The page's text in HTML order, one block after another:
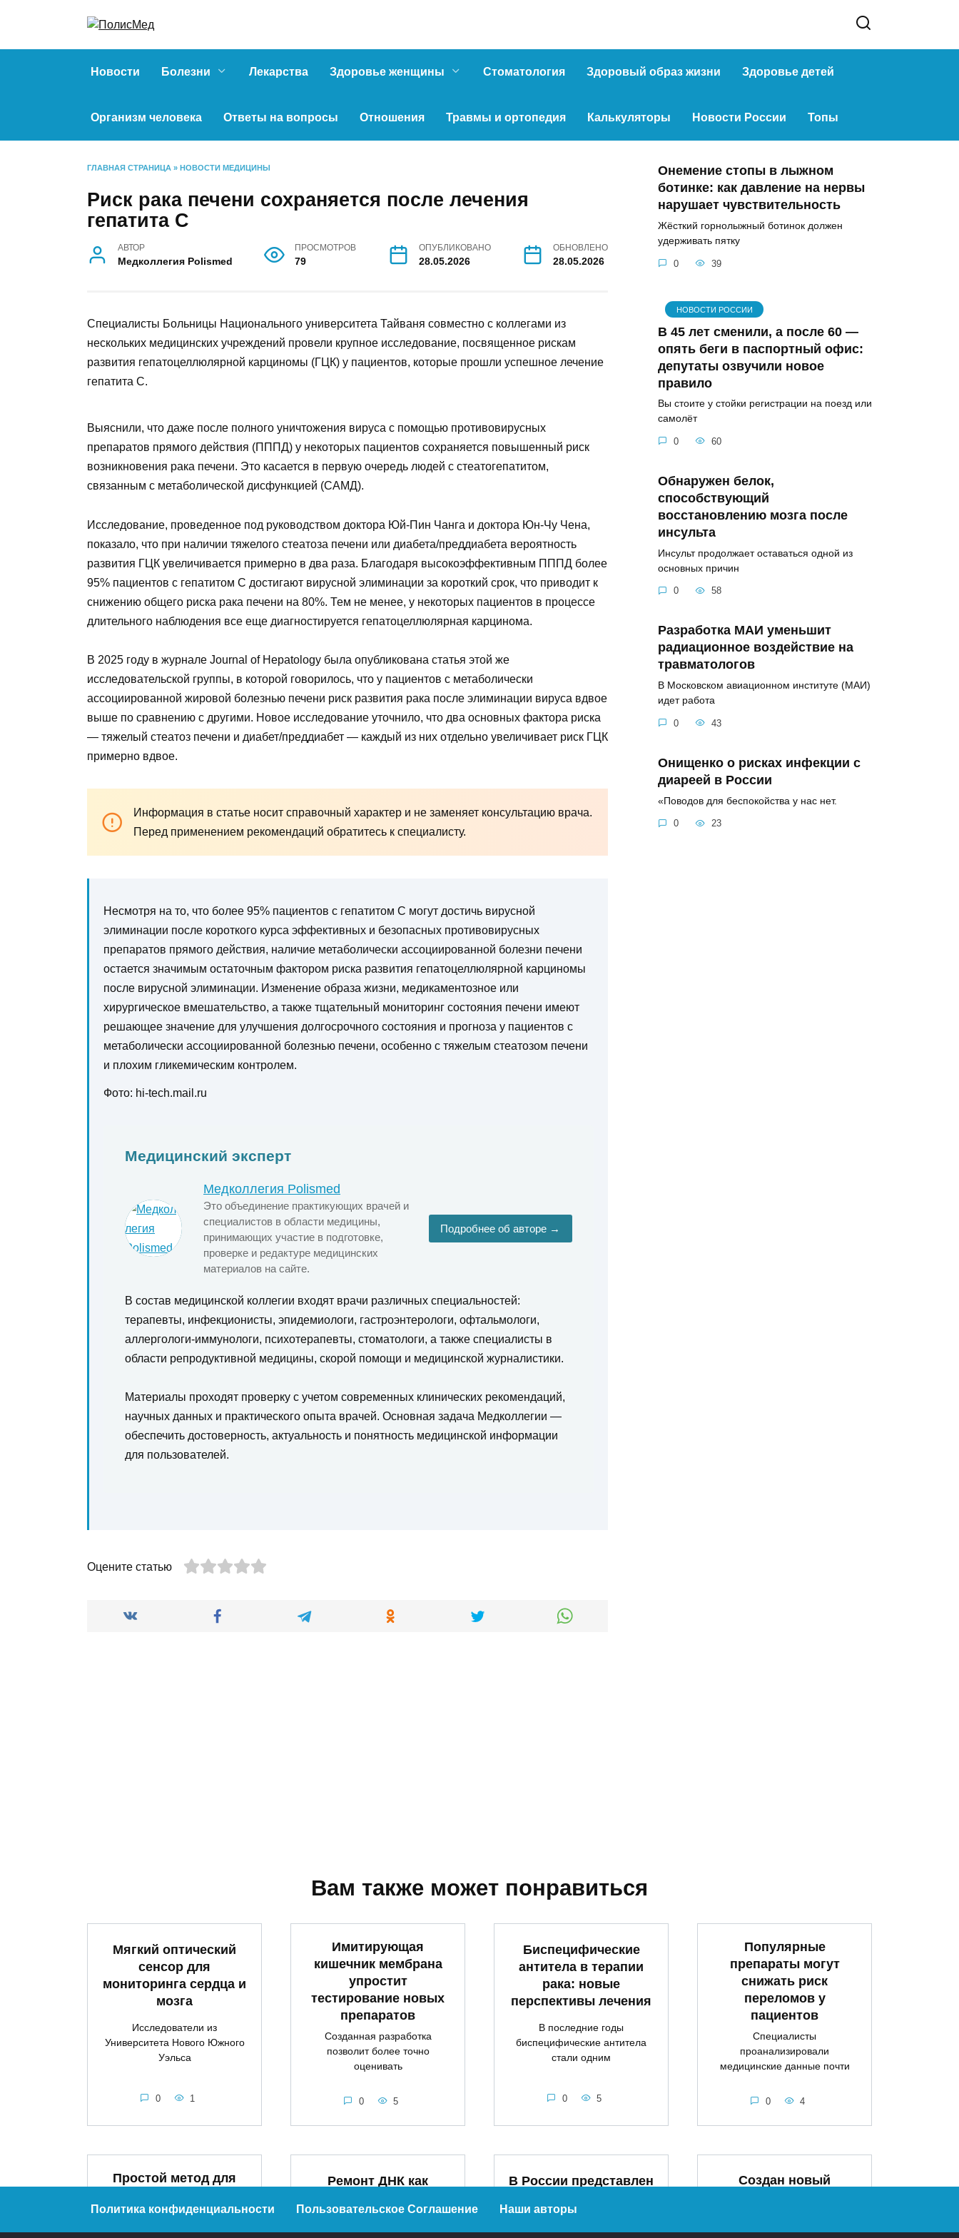
Новости Болезни Лекарства Здоровье женщины Стоматология Здоровый образ жизни Здоровье детей
Организм человека Ответы на вопросы Отношения Травмы и ортопедия Калькуляторы Новости России Топы
ГЛАВНАЯ СТРАНИЦА » НОВОСТИ МЕДИЦИНЫ
Риск рака печени сохраняется после лечения
гепатита С
АВТОР
Медколлегия Polismed
ПРОСМОТРОВ
79
ОПУБЛИКОВАНО
28.05.2026
ОБНОВЛЕНО
28.05.2026
Специалисты Больницы Национального университета Тайваня совместно с коллегами из
нескольких медицинских учреждений провели крупное исследование, посвященное рискам
развития гепатоцеллюлярной карциномы (ГЦК) у пациентов, которые прошли успешное лечение
гепатита C.
Выяснили, что даже после полного уничтожения вируса с помощью противовирусных
препаратов прямого действия (ПППД) у некоторых пациентов сохраняется повышенный риск
возникновения рака печени. Это касается в первую очередь людей с стеатогепатитом,
связанным с метаболической дисфункцией (САМД).
Исследование, проведенное под руководством доктора Юй‑Пин Чанга и доктора Юн‑Чу Чена,
показало, что при наличии тяжелого стеатоза печени или диабета/преддиабета вероятность
развития ГЦК увеличивается примерно в два раза. Благодаря высокоэффективным ПППД более
95% пациентов с гепатитом C достигают вирусной элиминации за короткий срок, что приводит к
снижению общего риска рака печени на 80%. Тем не менее, у некоторых пациентов в процессе
длительного наблюдения все еще диагностируется гепатоцеллюлярная карцинома.
В 2025 году в журнале Journal of Hepatology была опубликована статья этой же
исследовательской группы, в которой говорилось, что у пациентов с метаболически
ассоциированной жировой болезнью печени риск развития рака после элиминации вируса вдвое
выше по сравнению с другими. Новое исследование уточнило, что два основных фактора риска
— тяжелый стеатоз печени и диабет/преддиабет — каждый из них отдельно увеличивает риск ГЦК
примерно вдвое.
Информация в статье носит справочный характер и не заменяет консультацию врача.
Перед применением рекомендаций обратитесь к специалисту.
Несмотря на то, что более 95% пациентов с гепатитом C могут достичь вирусной
элиминации после короткого курса эффективных и безопасных противовирусных
препаратов прямого действия, наличие метаболически ассоциированной болезни печени
остается значимым остаточным фактором риска развития гепатоцеллюлярной карциномы
после вирусной элиминации. Изменение образа жизни, медикаментозное или
хирургическое вмешательство, а также тщательный мониторинг состояния печени имеют
решающее значение для улучшения долгосрочного состояния и прогноза у пациентов с
метаболически ассоциированной болезнью печени, особенно с тяжелым стеатозом печени
и плохим гликемическим контролем.
Фото: hi-tech.mail.ru
Медицинский эксперт
Медколлегия Polismed
Это объединение практикующих врачей и
специалистов в области медицины,
принимающих участие в подготовке,
проверке и редактуре медицинских
материалов на сайте.
Подробнее об авторе →
В состав медицинской коллегии входят врачи различных специальностей:
терапевты, инфекционисты, эпидемиологи, гастроэнтерологи, офтальмологи,
аллергологи-иммунологи, психотерапевты, стоматологи, а также специалисты в
области репродуктивной медицины, скорой помощи и медицинской журналистики.
Материалы проходят проверку с учетом современных клинических рекомендаций,
научных данных и практического опыта врачей. Основная задача Медколлегии —
обеспечить достоверность, актуальность и понятность медицинской информации
для пользователей.
Оцените статью
Онемение стопы в лыжном
ботинке: как давление на нервы
нарушает чувствительность
Жёсткий горнолыжный ботинок должен
удерживать пятку
0 39
НОВОСТИ РОССИИ
В 45 лет сменили, а после 60 —
опять беги в паспортный офис:
депутаты озвучили новое
правило
Вы стоите у стойки регистрации на поезд или
самолёт
0 60
Обнаружен белок,
способствующий
восстановлению мозга после
инсульта
Инсульт продолжает оставаться одной из
основных причин
0 58
Разработка МАИ уменьшит
радиационное воздействие на
травматологов
В Московском авиационном институте (МАИ)
идет работа
0 43
Онищенко о рисках инфекции с
диареей в России
«Поводов для беспокойства у нас нет.
0 23
Вам также может понравиться
Мягкий оптический
сенсор для
мониторинга сердца и
мозга
Исследователи из
Университета Нового Южного
Уэльса
0 1
Имитирующая
кишечник мембрана
упростит
тестирование новых
препаратов
Созданная разработка
позволит более точно
оценивать
0 5
Биспецифические
антитела в терапии
рака: новые
перспективы лечения
В последние годы
биспецифические антитела
стали одним
0 5
Популярные
препараты могут
снижать риск
переломов у
пациентов
Специалисты
проанализировали
медицинские данные почти
0 4
Простой метод для
инсульта выявили
врачи
Ремонт ДНК как
старения организма
В России представлен
сложных ран
Создан новый
полного излечения
Политика конфиденциальности Пользовательское Соглашение Наши авторы